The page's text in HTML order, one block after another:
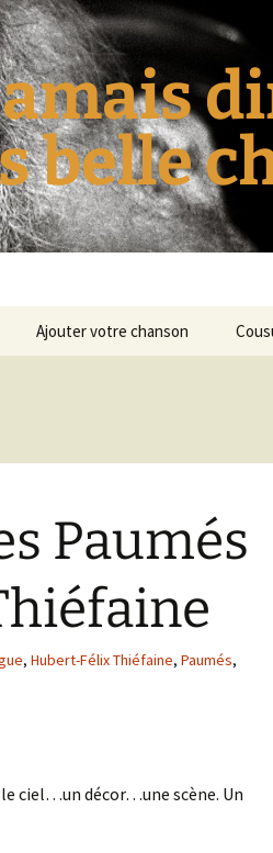
belle
Ajouter votre chanson
Paumés
, Hubert-Félix Thiéfaine, Paumés,
ciel…un décor…une scène. Un